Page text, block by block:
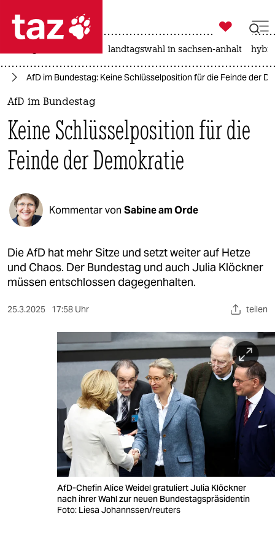
 taz zahl ich
taz zahl ich
politik
öko
gesellschaft
kultur
sport
berlin
nord
wahrheit
veranstaltungen
fragen & hilfe
unterstützen

taz zahl ich
landtagswahl in sachsen-anhalt
AfD im Bundestag: Keine Schlüsselposition für die Feinde der
AfD im Bundestag
Keine Schlüsselposition für die
Feinde der Demokratie
Kommentar von Sabine am Orde
Die AfD hat mehr Sitze und setzt weiter auf Hetze
und Chaos. Der Bundestag und auch Julia Klöckner
müssen entschlossen dagegenhalten.
25.3.2025 17:58 Uhr teilen
AfD-Chefin Alice Weidel gratuliert Julia Klöckner
nach ihrer Wahl zur neuen Bundestagspräsidentin
Foto: Liesa Johannssen/reuters